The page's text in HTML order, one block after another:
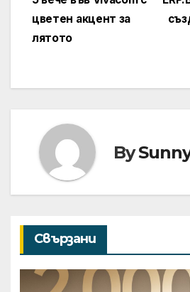
цветен акцент за
лятото
By
Свързани